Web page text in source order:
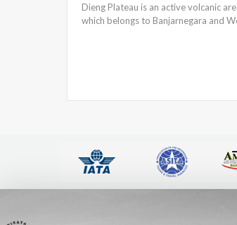
Dieng Plateau is an active volcanic
which belongs to Banjarnegara and